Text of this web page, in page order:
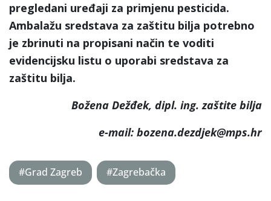
pregledani uređaji za primjenu pesticida.
Ambalažu sredstava za zaštitu bilja potrebno
je zbrinuti na propisani način te voditi
evidencijsku listu o uporabi sredstava za
zaštitu bilja.
Božena Dežđek, dipl. ing. zaštite bilja
e-mail: bozena.dezdjek@mps.hr
#Grad Zagreb #Zagrebačka